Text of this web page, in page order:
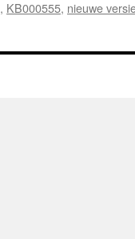
, KB000555, nieuwe